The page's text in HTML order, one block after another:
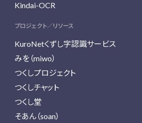
Kindai-OCR
プロジェクト／リソース
KuroNetくずし字認識サービス
みを（miwo）
つくしプロジェクト
つくしチャット
つくし堂
そあん（soan）